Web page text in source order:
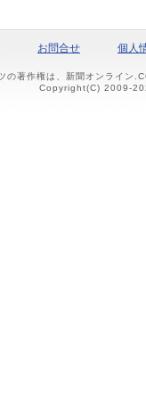
お問合せ 個人
著作権は、新聞オンライン
Copyright(C) 2009-